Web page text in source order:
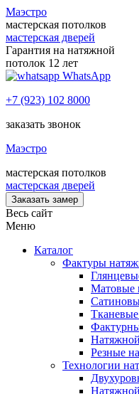
Маэстро
мастерская потолков
мастерская дверей
Гарантия на натяжной
потолок 12 лет
WhatsApp
+7 (923) 102 8000
заказать звонок
Маэстро
мастерская потолков
мастерская дверей
Заказать замер
Весь сайт
Меню
Каталог
Фактуры
Матовые
Резные
Технологии